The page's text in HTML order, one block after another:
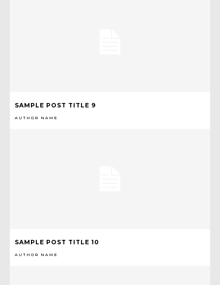
SAMPLE POST TITLE 9
AUTHOR NAME
SAMPLE POST TITLE 10
AUTHOR NAME